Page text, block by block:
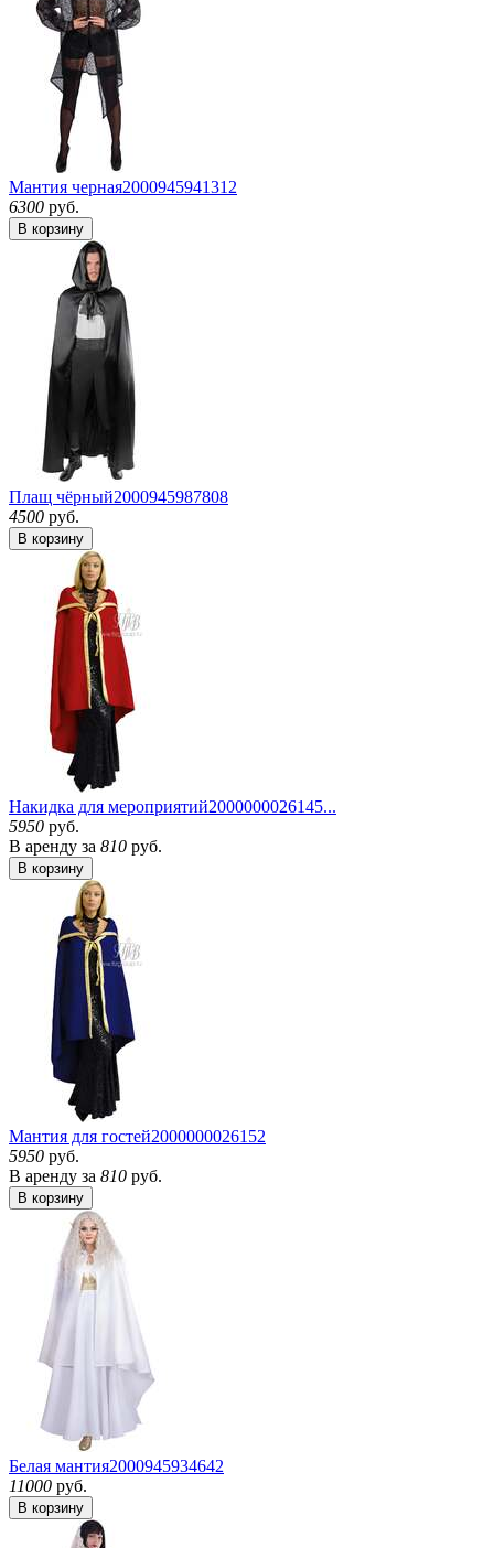
Мантия черная2000945941312
6300 руб.
В корзину
Плащ чёрный2000945987808
4500 руб.
В корзину
Накидка для мероприятий2000000026145...
5950 руб.
В аренду за 810 руб.
В корзину
Мантия для гостей2000000026152
5950 руб.
В аренду за 810 руб.
В корзину
Белая мантия2000945934642
11000 руб.
В корзину